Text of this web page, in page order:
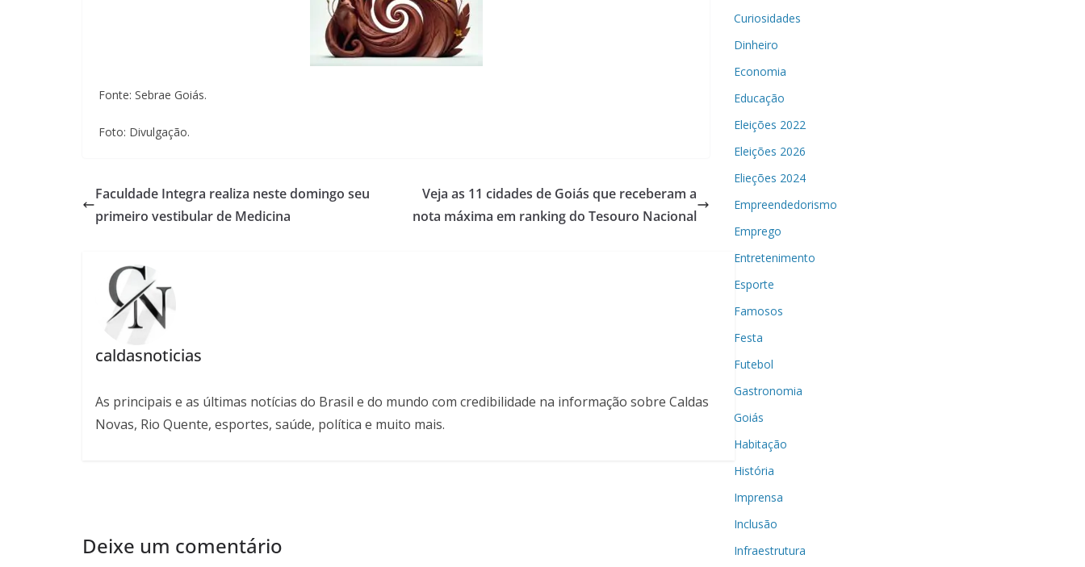
Fonte: Sebrae Goiás.
Foto: Divulgação.
Faculdade Integra realiza neste domingo seu
primeiro vestibular de Medicina
Veja as 11 cidades de Goiás que receberam a
nota máxima em ranking do Tesouro Nacional
caldasnoticias
As principais e as últimas notícias do Brasil e do mundo com credibilidade na informação sobre Caldas
Novas, Rio Quente, esportes, saúde, política e muito mais.
Deixe um comentário
Curiosidades
Dinheiro
Economia
Educação
Eleições 2022
Eleições 2026
Elieções 2024
Empreendedorismo
Emprego
Entretenimento
Esporte
Famosos
Festa
Futebol
Gastronomia
Goiás
Habitação
História
Imprensa
Inclusão
Infraestrutura